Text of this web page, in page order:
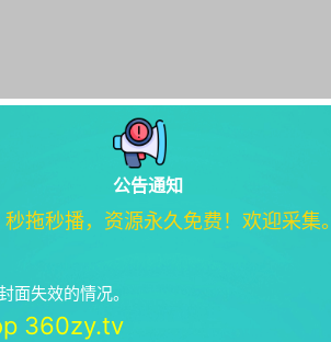
公告通知
拖秒播，资源永久免费！欢迎采集。
面失效的情况。
360zy.tv